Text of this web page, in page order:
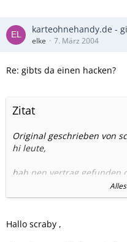
karteohnehandy.de -
elke 7. März 2004
Re: gibts da einen hacken?
Zitat
Original geschrieben von
hi leute,
hab nen vertrag gefunden
nur weiß ich nicht ob der
kleine hacken gibt und
hier der link:
Hallo scraby ,